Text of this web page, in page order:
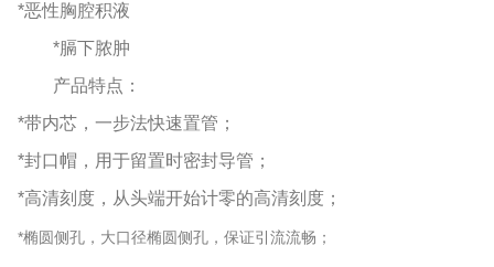
*恶性胸腔积液
*膈下脓肿
产品特点：
*带内芯，一步法快速置管；
*封口帽，用于留置时密封导管；
*高清刻度，从头端开始计零的高清刻度；
*椭圆侧孔，大口径椭圆侧孔，保证引流流畅；